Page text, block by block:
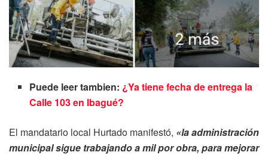
Puede leer tambien: ¿Ya tiene fecha de entrega la
Calle 103 en Ibagué?
El mandatario local Hurtado manifestó, «la administración
municipal sigue trabajando a mil por obra, para mejorar